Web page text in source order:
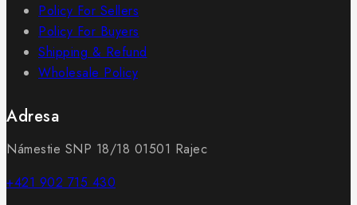
Policy For Sellers
Policy For Buyers
Shipping & Refund
Wholesale Policy
Adresa
Námestie SNP 18/18 01501 Rajec
+421 902 715 430